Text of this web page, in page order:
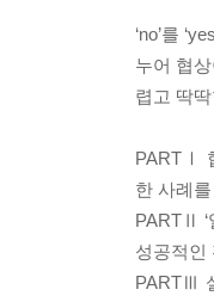
‘no’를
누어 협
렵고 딱
PARTⅠ
한 사례
PARTⅡ ‘
성공적인
PARTⅢ